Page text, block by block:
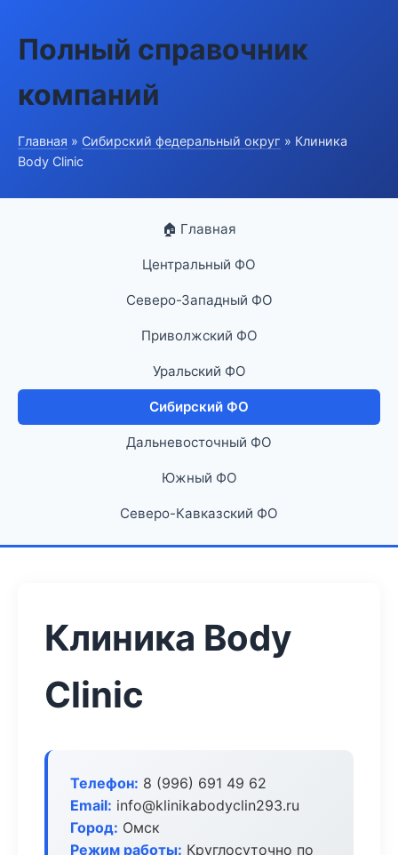
Полный справочник
компаний
Главная » Сибирский федеральный округ » Клиника
Body Clinic
🏠 Главная
Центральный ФО
Северо-Западный ФО
Приволжский ФО
Уральский ФО
Сибирский ФО
Дальневосточный ФО
Южный ФО
Северо-Кавказский ФО
Клиника Body
Clinic
Телефон: 8 (996) 691 49 62
Email: info@klinikabodyclin293.ru
Город: Омск
Режим работы: Круглосуточно по